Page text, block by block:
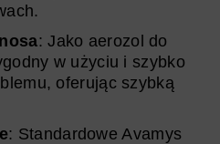
: Jako aerozol do
w użyciu i szybko
oferując szybką
: Standardowe Avamys